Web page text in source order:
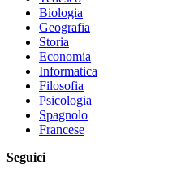
Biologia
Geografia
Storia
Economia
Informatica
Filosofia
Psicologia
Spagnolo
Francese
Seguici